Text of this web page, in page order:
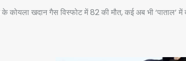
के कोयला खदान गैस विस्फोट में 82 की मौत, कई अब भी ‘पाताल’ में